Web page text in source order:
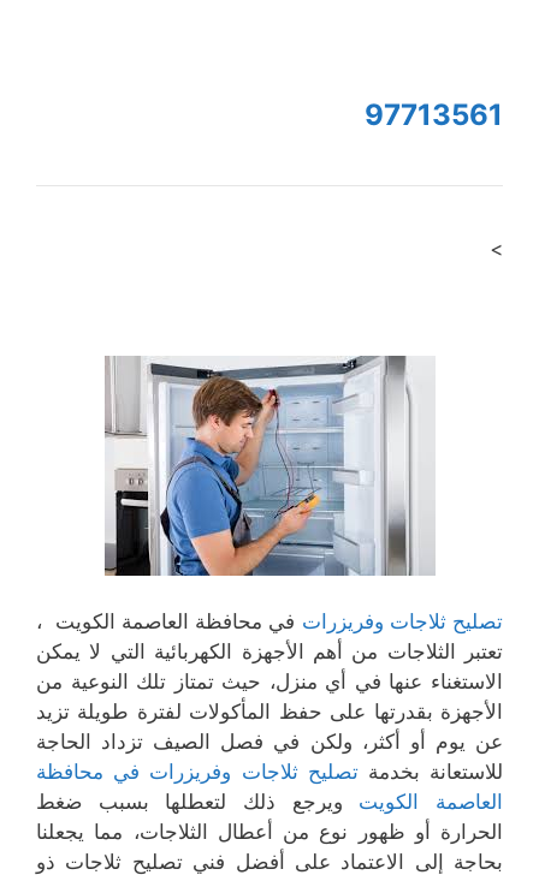
97713561
>
تصليح ثلاجات وفريزرات في محافظة العاصمة الكويت ،
تعتبر الثلاجات من أهم الأجهزة الكهربائية التي لا يمكن
الاستغناء عنها في أي منزل، حيث تمتاز تلك النوعية من
الأجهزة بقدرتها على حفظ المأكولات لفترة طويلة تزيد
عن يوم أو أكثر، ولكن في فصل الصيف تزداد الحاجة
للاستعانة بخدمةتصليح ثلاجات وفريزرات في محافظة
العاصمة الكويت ويرجع ذلك لتعطلها بسبب ضغط
الحرارة أو ظهور نوع من أعطال الثلاجات، مما يجعلنا
بحاجة إلى الاعتماد على أفضل فني تصليح ثلاجات ذو